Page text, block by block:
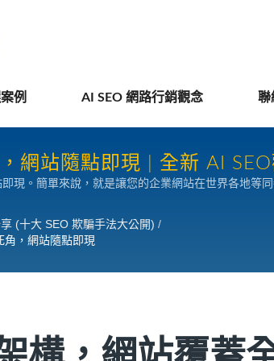
例 AI SEO 網路行銷觀念 聯
網站隨點即現 | 全新 AI SEO
現。簡單來說，就是讓您的企業網站在世界各地等同
覽網頁等待過久而離開網站，失去一次機會。CDN
是一個寶貴機會的產生。目前環球暢貨的網站救星系
以幫助買主找到最佳路徑，獲得最為快速且順暢的網
(十大 SEO 欺騙手法大公開) /
角，網站隨點即現